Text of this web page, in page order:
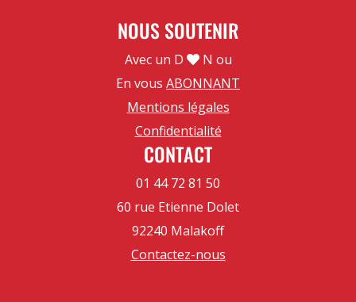
NOUS SOUTENIR
Avec un D
N ou
En vous ABONNANT
Mentions légales
Confidentialité
CONTACT
01 44 72 81 50
60 rue Etienne Dolet
92240 Malakoff
Contactez-nous